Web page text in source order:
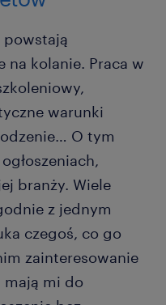
powstają
na kolanie. Praca w
warunki
O tym
branży. Wiele
z jednym
czegoś, co go
zainteresowanie
mi do